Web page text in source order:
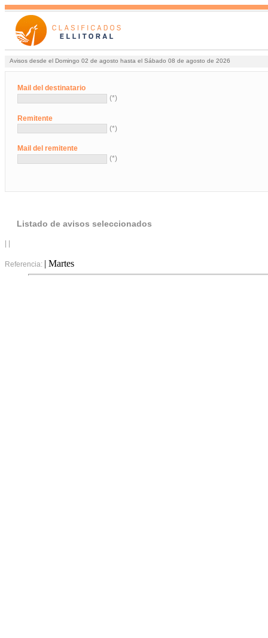
Avisos desde el Domingo 02 de agosto hasta el Sábado 08 de agosto de 2026
Mail del destinatario
(*)
Remitente
(*)
Mail del remitente
(*)
Listado de avisos seleccionados
Referencia: | Martes